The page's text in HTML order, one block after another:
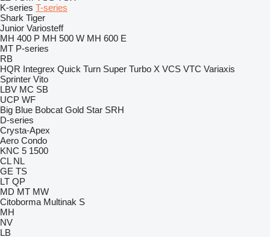
K-series T-series
Shark Tiger
Junior Variosteff
MH 400 P MH 500 W MH 600 E
MT P-series
RB
HQR Integrex Quick Turn Super Turbo X VCS VTC Variaxis
Sprinter Vito
LBV MC SB
UCP WF
Big Blue Bobcat Gold Star SRH
D-series
Crysta-Apex
Aero Condo
KNC 5 1500
CL NL
GE TS
LT QP
MD MT MW
Citoborma Multinak S
MH
NV
LB